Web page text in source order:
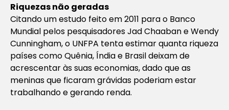
Riquezas não geradas
Citando um estudo feito em 2011 para o Banco
Mundial pelos pesquisadores Jad Chaaban e Wendy
Cunningham, o UNFPA tenta estimar quanta riqueza
países como Quênia, Índia e Brasil deixam de
acrescentar às suas economias, dado que as
meninas que ficaram grávidas poderiam estar
trabalhando e gerando renda.